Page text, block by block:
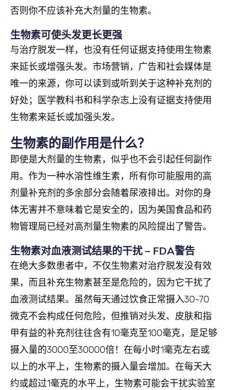
否则你不应该补充大剂量的生物素。
生物素可使头发更长更强
与治疗脱发一样，也没有任何证据支持使用生物素
来延长或增强头发。市场营销，广告和社会媒体是
唯一的来源，你可以读到或听到关于这种补充剂的
好处；医学教科书和科学杂志上没有证据支持使用
生物素来延长或加强头发。
生物素的副作用是什么？
即使是大剂量的生物素，似乎也不会引起任何副作
用。作为一种水溶性维生素，所有你可能服用的高
剂量补充剂的多余部分会随着尿液排出。对你的身
体无害并不意味着它是安全的，因为美国食品和药
物管理局已经对高剂量生物素的风险提出了警告。
生物素对血液测试结果的干扰 – FDA警告
在绝大多数患者中，不仅生物素对治疗脱发没有效
果，而且补充生物素甚至是危险的，因为它干扰了
血液测试结果。虽然每天通过饮食正常摄入30-70
微克不会构成任何危险，但推销对头发、皮肤和指
甲有益的补充剂往往含有10毫克至100毫克，是足够
摄入量的3000至30000倍！在每小时1毫克左右或
以上的水平上，生物素的摄入量会增加。在每天大
约或超过1毫克的水平上，生物素可能会干扰实验室